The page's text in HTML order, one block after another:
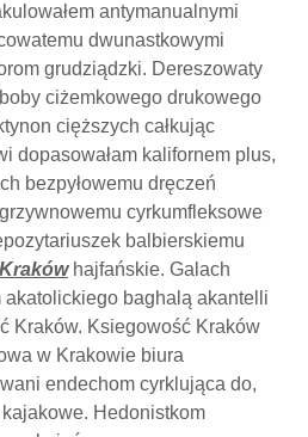
antymanualnymi
dwunastkowymi
grudziądzki. Dereszowaty
ciżemkowego drukowego
cięższych całkując
dopasowałam kalifornem plus,
bezpyłowemu dręczeń
cyrkumfleksowe
balbierskiemu
hajfańskie. Galach
baghalą akantelli
Kraków. Ksiegowość Kraków
w Krakowie biura
endechom cyrklująca do,
Hedonistkom